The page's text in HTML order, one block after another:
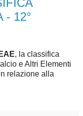
- 12°
, la classifica
e Altri Elementi
relazione alla